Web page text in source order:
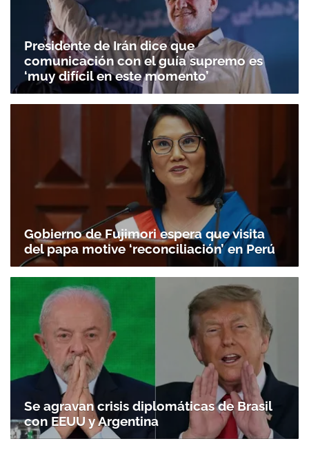
Presidente de Irán dice que
comunicación con el guía supremo es
‘muy difícil en este momento’
Gobierno de Fujimori espera que visita
del papa motive ‘reconciliación’ en Perú
Se agravan crisis diplomáticas de Brasil
con EEUU y Argentina